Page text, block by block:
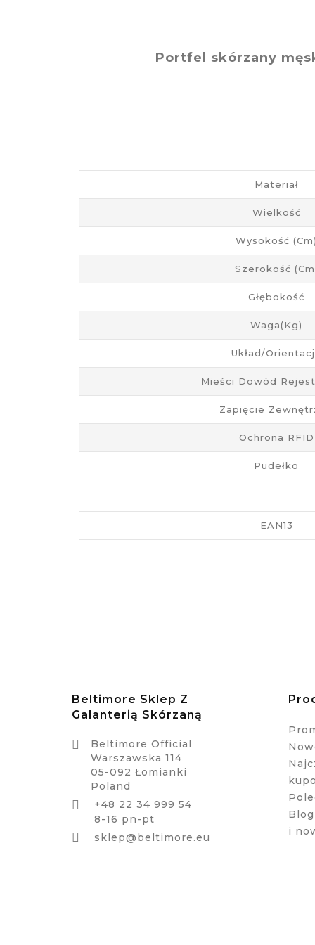
Portfel skórzany
Materiał
Wielkość
Wysokość
Szerokość
Głębokość
Waga(kg)
Układ/
Mieści Dowód
Zapięcie
Ochrona RFID
Pudełko
EAN13
Beltimore Sklep Z
Galanterią Skórzaną

Beltimore Official
Warszawska 114
05-092 Łomianki
Poland

+48 22 34 999 54
8-16 pn-pt
 sklep@beltimore.eu
i